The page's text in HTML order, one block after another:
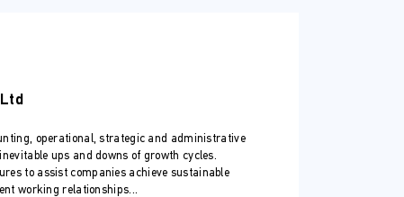
JCC Smart
online μέσω Taxisnet και JCC
operational, strategic and administrative
ups and downs of growth cycles.
to assist companies achieve sustainable
working relationships...